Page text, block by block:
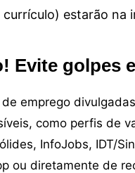
currículo) estarão na
Evite golpes
emprego
como perfis de
InfoJobs, IDT/
ou diretamente de